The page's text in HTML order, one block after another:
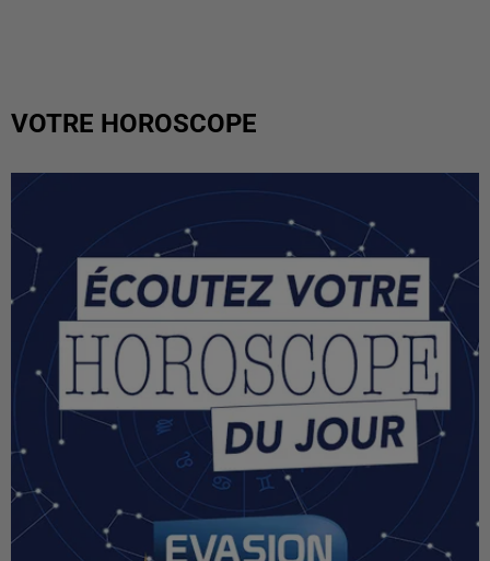
VOTRE HOROSCOPE